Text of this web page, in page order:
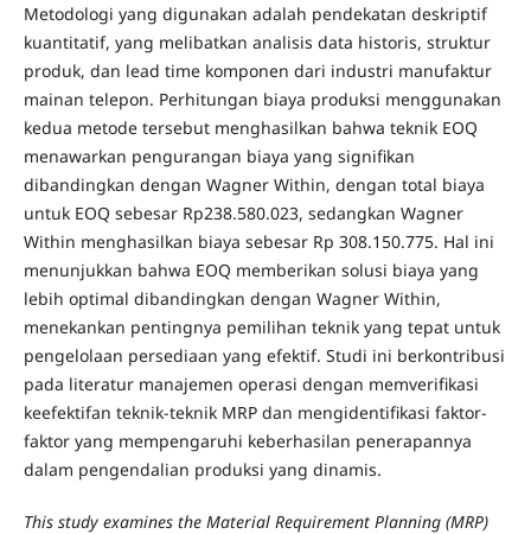
Metodologi yang digunakan adalah pendekatan deskriptif
kuantitatif, yang melibatkan analisis data historis, struktur
produk, dan lead time komponen dari industri manufaktur
mainan telepon. Perhitungan biaya produksi menggunakan
kedua metode tersebut menghasilkan bahwa teknik EOQ
menawarkan pengurangan biaya yang signifikan
dibandingkan dengan Wagner Within, dengan total biaya
untuk EOQ sebesar Rp238.580.023, sedangkan Wagner
Within menghasilkan biaya sebesar Rp 308.150.775. Hal ini
menunjukkan bahwa EOQ memberikan solusi biaya yang
lebih optimal dibandingkan dengan Wagner Within,
menekankan pentingnya pemilihan teknik yang tepat untuk
pengelolaan persediaan yang efektif. Studi ini berkontribusi
pada literatur manajemen operasi dengan memverifikasi
keefektifan teknik-teknik MRP dan mengidentifikasi faktor-
faktor yang mempengaruhi keberhasilan penerapannya
dalam pengendalian produksi yang dinamis.
This study examines the Material Requirement Planning (MRP)